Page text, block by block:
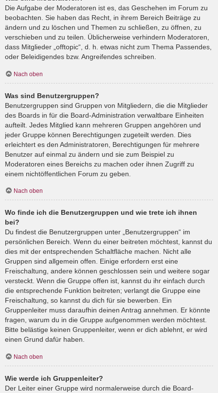
Die Aufgabe der Moderatoren ist es, das Geschehen im Forum zu
beobachten. Sie haben das Recht, in ihrem Bereich Beiträge zu
ändern und zu löschen und Themen zu schließen, zu öffnen, zu
verschieben und zu teilen. Üblicherweise verhindern Moderatoren,
dass Mitglieder „offtopic“, d. h. etwas nicht zum Thema Passendes,
oder Beleidigendes bzw. Angreifendes schreiben.
Nach oben
Was sind Benutzergruppen?
Benutzergruppen sind Gruppen von Mitgliedern, die die Mitglieder
des Boards in für die Board-Administration verwaltbare Einheiten
aufteilt. Jedes Mitglied kann mehreren Gruppen angehören und
jeder Gruppe können Berechtigungen zugeteilt werden. Dies
erleichtert es den Administratoren, Berechtigungen für mehrere
Benutzer auf einmal zu ändern und sie zum Beispiel zu
Moderatoren eines Bereichs zu machen oder ihnen Zugriff zu
einem nichtöffentlichen Forum zu geben.
Nach oben
Wo finde ich die Benutzergruppen und wie trete ich ihnen
bei?
Du findest die Benutzergruppen unter „Benutzergruppen“ im
persönlichen Bereich. Wenn du einer beitreten möchtest, kannst du
dies mit der entsprechenden Schaltfläche machen. Nicht alle
Gruppen sind allgemein offen. Einige erfordern erst eine
Freischaltung, andere können geschlossen sein und weitere sogar
versteckt. Wenn die Gruppe offen ist, kannst du ihr einfach durch
die entsprechende Funktion beitreten; verlangt die Gruppe eine
Freischaltung, so kannst du dich für sie bewerben. Ein
Gruppenleiter muss daraufhin deinen Antrag annehmen. Er könnte
fragen, warum du in die Gruppe aufgenommen werden möchtest.
Bitte belästige keinen Gruppenleiter, wenn er dich ablehnt, er wird
einen Grund dafür haben.
Nach oben
Wie werde ich Gruppenleiter?
Der Leiter einer Gruppe wird normalerweise durch die Board-